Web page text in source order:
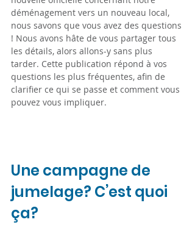
déménagement vers un nouveau local,
nous savons que vous avez des questions
! Nous avons hâte de vous partager tous
les détails, alors allons-y sans plus
tarder. Cette publication répond à vos
questions les plus fréquentes, afin de
clarifier ce qui se passe et comment vous
pouvez vous impliquer.
Une campagne de
jumelage? C’est quoi
ça?